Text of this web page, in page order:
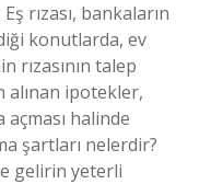
rızası, bankaların
konutlarda, ev
rızasının talep
alınan ipotekler,
açması halinde
şartları nelerdir?
gelirin yeterli